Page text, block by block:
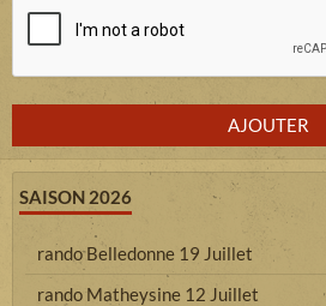
AJOUTER
SAISON 2026
rando Belledonne 19 Juillet
rando Matheysine 12 Juillet